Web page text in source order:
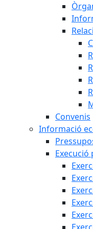
Convenis
Informació